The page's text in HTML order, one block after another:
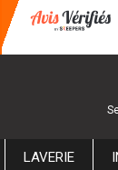
LAVERIE